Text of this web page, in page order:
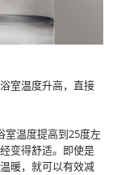
室温度升高，直接
室温度提高到25度左
变得舒适。即使是
暖，就可以有效减